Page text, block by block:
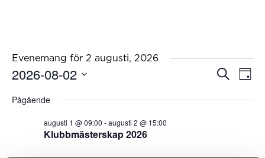
Evenemang för 2 augusti, 2026
Search
Sök
Dag
2026-08-02
datum.
Pågående
Klubbmästerskap 2026
augusti 1 @ 09:00 -augusti 2 @ 15:00